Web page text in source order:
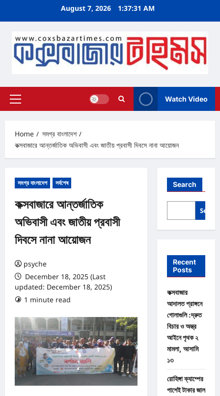
August 7, 2026 1:37:32 AM
Primary
Watch Video
Home
সমগ্র বাংলাদেশ
কক্সবাজারে আন্তর্জাতিক অভিবাসী এবং জাতীয় প্রবাসী দিবসে নানা আয়োজন
সমগ্র বাংলাদেশ সর্বশেষ
কক্সবাজারে আন্তর্জাতিক
অভিবাসী এবং জাতীয় প্রবাসী
দিবসে নানা আয়োজন
psyche
December 18, 2025 (Last
updated: December 18, 2025)
1 minute read
Search
Recent
Posts
কক্সবাজার
আদালত প্রাঙ্গনে
গোলাগুলি :দ্রুত
বিচার ও অস্ত্র
আইনে পৃথক ২
মামলা, আসামি
১৩
রোহিঙ্গা ক্যাম্পের
পাশেই টাকার জাল